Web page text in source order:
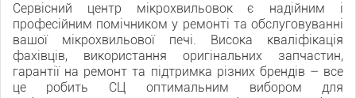
Сервісний центр мікрохвильовок є надійним і
професійним помічником у ремонті та обслуговуванні
вашої мікрохвильової печі. Висока кваліфікація
фахівців, використання оригінальних запчастин,
гарантії на ремонт та підтримка різних брендів – все
це робить СЦ оптимальним вибором для